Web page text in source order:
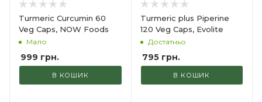
Turmeric Curcumin 60
Veg Caps, NOW Foods
Мало
999 грн.
В КОШИК
Turmeric plus Piperine
120 Veg Caps, Evolite
Достатньо
795грн.
В КОШИК